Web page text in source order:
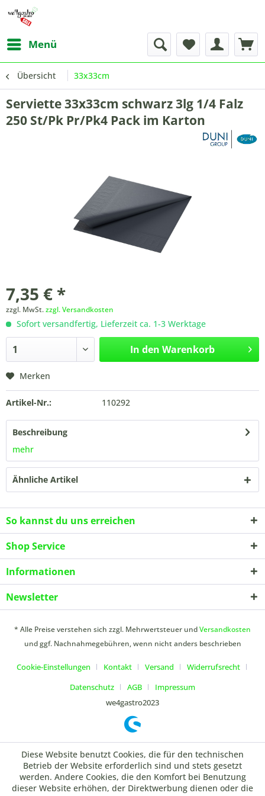
Menü
Übersicht 33x33cm
Serviette 33x33cm schwarz 3lg 1/4 Falz
250 St/Pk Pr/Pk4 Pack im Karton
7,35 € *
zzgl. MwSt.zzgl. Versandkosten
Sofort versandfertig, Lieferzeit ca. 1-3 Werktage
In den Warenkorb
Merken
Artikel-Nr.: 110292
Beschreibung
mehr
Ähnliche Artikel
So kannst du uns erreichen
Shop Service
Informationen
Newsletter
* Alle Preise verstehen sich zzgl. Mehrwertsteuer undVersandkosten
und ggf. Nachnahmegebühren, wenn nicht anders beschrieben
Cookie-Einstellungen Kontakt Versand
Widerrufsrecht
Datenschutz
AGB
Impressum
we4gastro2023
Diese Website benutzt Cookies, die für den technischen
Betrieb der Website erforderlich sind und stets gesetzt
werden. Andere Cookies, die den Komfort bei Benutzung
dieser Website erhöhen, der Direktwerbung dienen oder die